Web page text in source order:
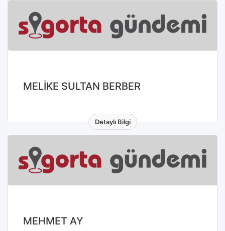
Detaylı Bilgi
MELİKE SULTAN BERBER
MEHMET AY